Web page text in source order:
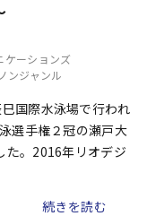
ケーションズ
ンジャンル
国際水泳場で行われ
選手権２冠の瀬戸大
た。2016年リオデジ
続きを読む